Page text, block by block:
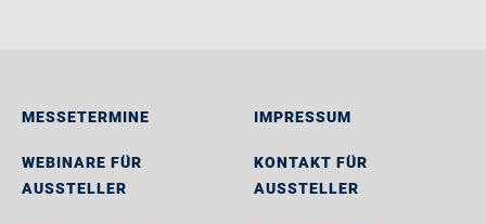
MESSETERMINE
WEBINARE FÜR
AUSSTELLER
IMPRESSUM
KONTAKT FÜR
AUSSTELLER